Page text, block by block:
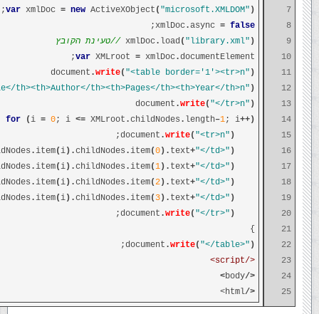
7
8
9
10
11
12
13
14
15
16
17
18
19
20
21
22
23
24
25
var xmlDoc = new ActiveXObject ( "microsoft.XMLDOM" )
;
xmlDoc.async = false
;
xmlDoc. load ( "library.xml" )
//טעינת הקובץ
var XMLroot = xmlDoc.documentElement;
document .write( "<table border='1'><tr>n" )
th><th>Author</th><th>Pages</th><th>Year</th>n" )
document .write( "</tr>n" )
for
( i = 0; i <= XMLroot .childNodes . length–1; i++)
.write( "<tr>n" )
;
. item( i).childNodes . item(0). text+"</td>" )
. item( i).childNodes . item(1). text+"</td>" )
. item( i).childNodes . item(2). text+"</td>" )
. item( i).childNodes . item( 3). text+"</td>" )
.write( "</tr>" )
;
}
document .write( "</table>" )
;
</script>
</
body
>
</
html>